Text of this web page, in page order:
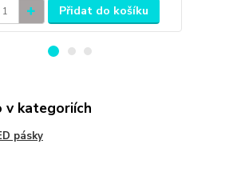
Přidat do košíku
v kategoriích
pásky